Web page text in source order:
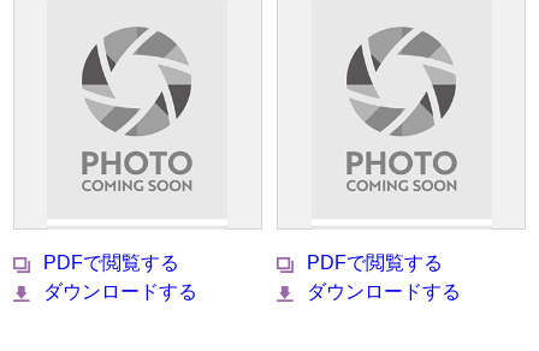
PDFで閲覧する
ダウンロードする
PDFで閲覧する
ダウンロードする